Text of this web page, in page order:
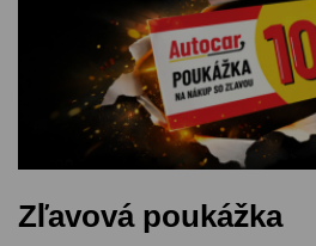
Zľavová poukážka